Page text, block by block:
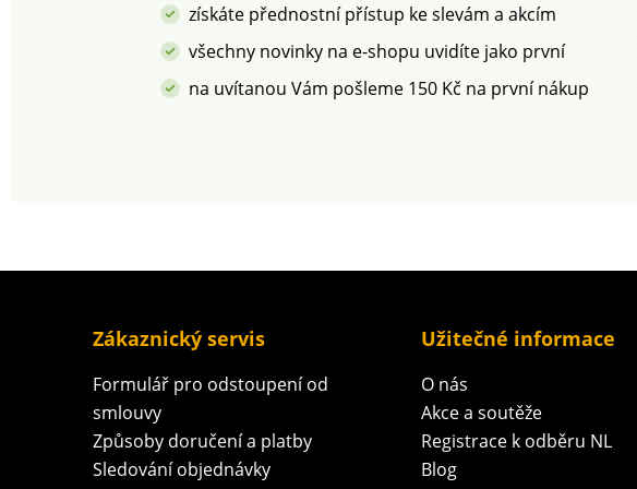
získáte přednostní přístup ke slevám a akcím
všechny novinky na e-shopu uvidíte jako první
na uvítanou Vám pošleme 150 Kč na první nákup
Zákaznický servis
Formulář pro odstoupení od
smlouvy
Způsoby doručení a platby
Sledování objednávky
Užitečné informace
O nás
Akce a soutěže
Registrace k odběru NL
Blog